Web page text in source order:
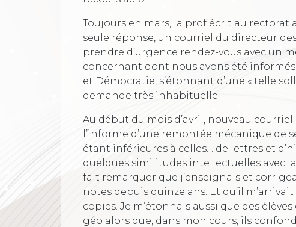
Toujours en mars, la prof écrit au rectorat
seule réponse, un courriel du directeur
prendre d’urgence rendez-vous avec un
concernant dont nous avons été informés
et Démocratie, s’étonnant d’une « telle
demande très inhabituelle.
Au début du mois d’avril, nouveau
l’informe d’une remontée mécanique de
étant inférieures à celles… de lettres et
quelques similitudes intellectuelles avec
fait remarquer que j’enseignais et
notes depuis quinze ans. Et qu’il m’arrivait
copies. Je m’étonnais aussi que des
géo alors que, dans mon cours, ils